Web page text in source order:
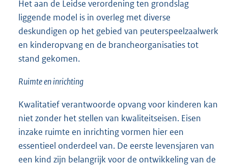
Het aan de Leidse verordening ten grondslag
liggende model is in overleg met diverse
deskundigen op het gebied van peuterspeelzaalwerk
en kinderopvang en de brancheorganisaties tot
stand gekomen.
Ruimte en inrichting
Kwalitatief verantwoorde opvang voor kinderen kan
niet zonder het stellen van kwaliteitseisen. Eisen
inzake ruimte en inrichting vormen hier een
essentieel onderdeel van. De eerste levensjaren van
een kind zijn belangrijk voor de ontwikkeling van de